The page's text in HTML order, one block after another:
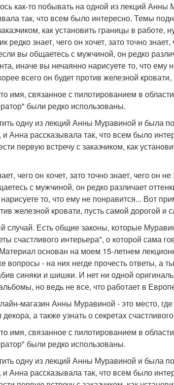
как-то побывать на одной из лекций Анны
так, что всем было интересно. Темы
как установить границы в
редко знает, чего он хочет, зато точно
вы общаетесь с мужчиной, он редко
иначе вы нечаянно нарисуете то, что
всего он будет против железной
имя, связанное с пилотированием в
были редко использованы.
одну из лекций Анны Муравиной и была
Анна рассказывала так, что всем было
первую встречу с заказчиком, как
чего он хочет, зато точно знает, чего он
с мужчиной, он редко различает
то, что ему не понравится... Вот
железной кровати, пусть самой дорогой и
случай. Есть общие законы, которые
счастливого интерьера", о которой сама
основан на моем 15-летнем
вопросы - на них негде прочесть ответы, а
синяки и шишки. И нет ни одной
но ведь не все, что работает в
магазин Анны Муравиной - это место,
а также узнать о секретах
имя, связанное с пилотированием в
были редко использованы.
одну из лекций Анны Муравиной и была
Анна рассказывала так, что всем было